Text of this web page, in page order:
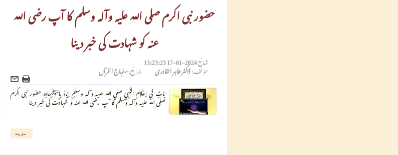
حضور نبی اکرم صلی اللہ علیہ وآلہ وسلم کا آپ رضی اللہ
عنہ کو شہادت کی خبر دینا
شائع2024-01-17 13:23:23
مؤلف:ڈاکٹر طاہر القادری ذرائع:منہاج القرآں
بَابٌ فِي إِعْلَامِ النَّبِيِّ صلي الله عليه وآله وسلم إِيَاهُ بِإِسْتِشْهَادِهِ حضور نبی اکرم
صلی اللہ علیہ وآلہ وسلم کا آپ رضی اللہ عنہ کو شہادت کی خبر دینا
مزید